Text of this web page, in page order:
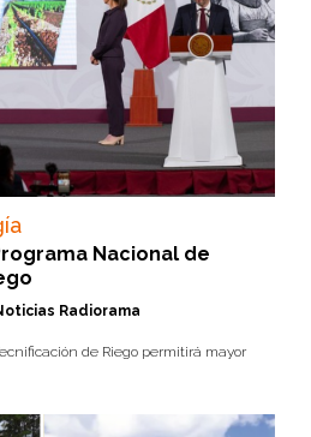
Nacional de
Radiorama
de Riego permitirá mayor